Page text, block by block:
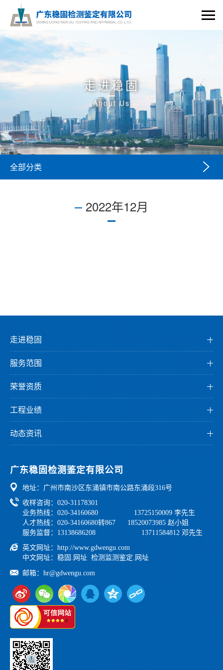
走进稳固
About Us
全部分类 
2022年12月
走进稳固
公司介绍
董事长介绍
企业文化
发展历程
组织架构
科研创新
园区环境
公正性和独立性声明
服务范围
检测服务
监测服务
鉴定服务
荣誉资质
资质证书
荣誉证书
专利证书
工程业绩
检测业绩
监测业绩
鉴定业绩
动态资讯
公司资讯
党工团建
行业法规
学习之家
广东稳固检测鉴定有限公司
地址：广州市南沙区东涌镇市南公路东涌段316号
收样咨询：020-31178301
业务热线：020-34160680 13725150009 李先生
人才热线：020-34160680转867 18520073985 赵小姐
服务监督：13138686208 13711584812 邓先生
英文网址：http://www.gdwengu.com
中文网址：稳固.网址 检测监测鉴定.网址
邮箱：hr@gdwengu.com